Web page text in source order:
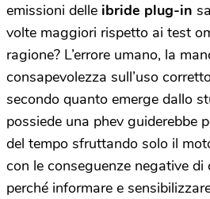
emissioni delle ibride plug-in
volte maggiori rispetto ai test
ragione? L’errore umano, la
consapevolezza sull’uso
secondo quanto emerge dallo
possiede una phev guiderebbe
del tempo sfruttando solo il
con le conseguenze negative di
perché informare e